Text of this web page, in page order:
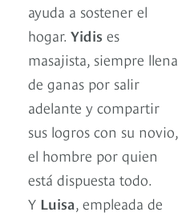
ayuda a sostener el
hogar. Yidis es
masajista, siempre llena
de ganas por salir
adelante y compartir
sus logros con su novio,
el hombre por quien
está dispuesta todo.
Y Luisa, empleada de